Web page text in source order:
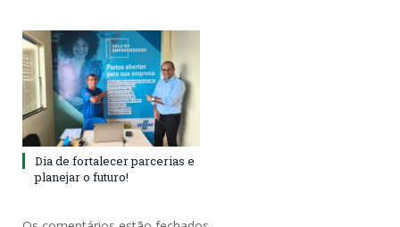
Dia de fortalecer parcerias e
planejar o futuro!